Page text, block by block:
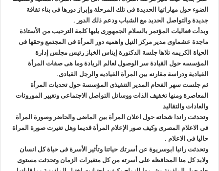
مغلقةالضوء حول مهاراتها الحديدة فى تلك المرحلة وإبراز دورها فى بناء ثقافة
جديدة والتواصل الحديد مع الشباب ودعم ذلك الدور .
وبدأت فعاليات المؤتمر بالسلام الجمهورى يليها كلمة الترحيب من الأستاذة
ماجدة عشماوى مدير مركز النيل واهميه دور المرأة فى المجتمع وحقها فى
الحياة الكريمه تلاها جلسة الدكتورة إيناس الخباز رئيس مجلس إدارة
المؤسسه حول القيادة سر الوصول لعالم الريادة وما هى صفات المرأة
القيادية ودراسة مقارنه بين المرأة القياديه والرجل القيادى.
ثم جلست سهر الفحام المدير التنفيذى المؤسسة حول تحديات المرأة
المعاصرة ومنها تخفيف الذات ووسائل التواصل الاجتماعى وتغيير الموروثات
والعادات والتقاليد
وتحدثت راندا شحاته حول اعلان المرأة بين الماضى والحاضر وصورة المرأة
فى الاعلام المصرى وكيف صور الإعلام المرأة قديما وهل تغيرت صورة المراة
حاليا فى الاعلام .
وتحدثت رانيا ابوسريوة عن أسرتك حياتنا وتأثير الأسرة فى حياة كل انسان
ولابد كل منا المحافظه على أسرته من كل متغيرات الزمان وتحدثت مستوى